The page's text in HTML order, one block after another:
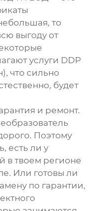
то
выгоду от
услуги DDP
что сильно
будет
и ремонт.
Поэтому
есть ли у
в твоем регионе
Или готовы ли
по гарантии,